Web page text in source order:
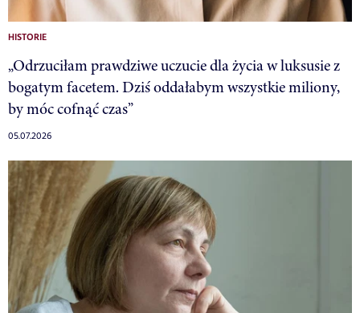
HISTORIE
„Odrzuciłam prawdziwe uczucie dla życia w luksusie z
bogatym facetem. Dziś oddałabym wszystkie miliony,
by móc cofnąć czas”
05.07.2026